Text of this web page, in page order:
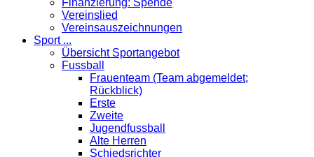
Finanzierung: Spende
Vereinslied
Vereinsauszeichnungen
Sport ...
Übersicht Sportangebot
Fussball
Frauenteam (Team abgemeldet;
Rückblick)
Erste
Zweite
Jugendfussball
Alte Herren
Schiedsrichter